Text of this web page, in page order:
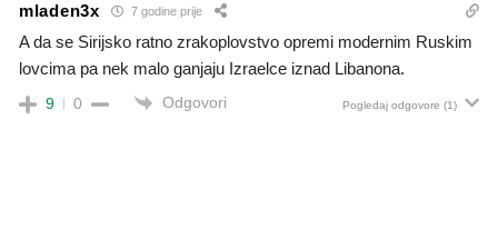
mladen3x 7 godine prije
A da se Sirijsko ratno zrakoplovstvo opremi modernim Ruskim
lovcima pa nek malo ganjaju Izraelce iznad Libanona.
9 0 Odgovori Pogledaj odgovore (1)